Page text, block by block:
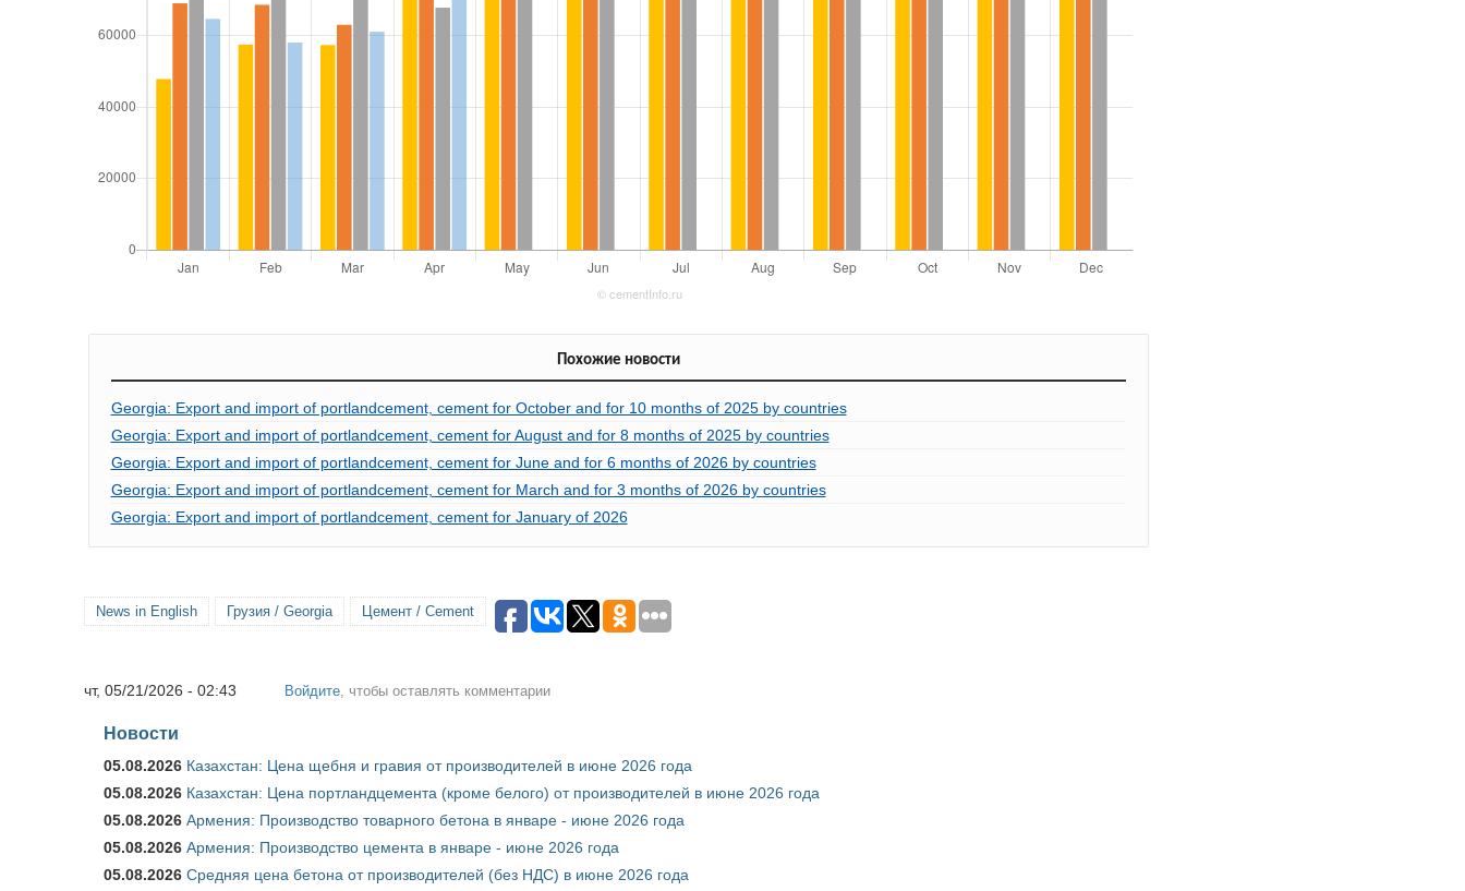
Похожие новости
Georgia: Export and import of portlandcement, cement for October and for 10 months of 2025 by countries
Georgia: Export and import of portlandcement, cement for August and for 8 months of 2025 by countries
Georgia: Export and import of portlandcement, cement for June and for 6 months of 2026 by countries
Georgia: Export and import of portlandcement, cement for March and for 3 months of 2026 by countries
Georgia: Export and import of portlandcement, cement for January of 2026
News in English Грузия / Georgia Цемент / Cement
чт, 05/21/2026 - 02:43 Войдите , чтобы оставлять комментарии
Новости
05.08.2026 Казахстан: Цена щебня и гравия от производителей в июне 2026 года
05.08.2026 Казахстан: Цена портландцемента (кроме белого) от производителей в июне 2026 года
05.08.2026 Армения: Производство товарного бетона в январе - июне 2026 года
05.08.2026 Армения: Производство цемента в январе - июне 2026 года
05.08.2026 Средняя цена бетона от производителей (без НДС) в июне 2026 года